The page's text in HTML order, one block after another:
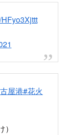
屋港#花火